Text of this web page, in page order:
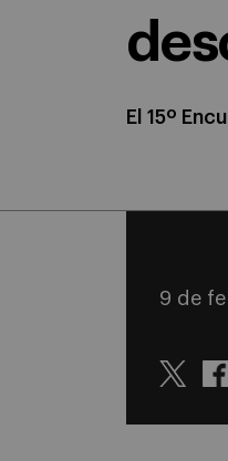
El 15º
9 de
Twitter